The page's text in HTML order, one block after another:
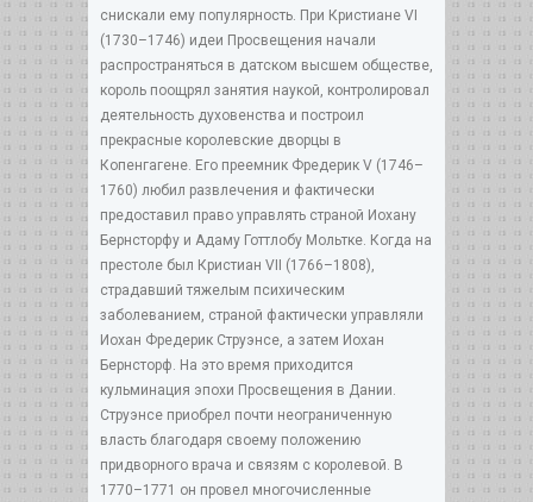
снискали ему популярность. При Кристиане VI
(1730–1746) идеи Просвещения начали
распространяться в датском высшем обществе,
король поощрял занятия наукой, контролировал
деятельность духовенства и построил
прекрасные королевские дворцы в
Копенгагене. Его преемник Фредерик V (1746–
1760) любил развлечения и фактически
предоставил право управлять страной Иохану
Бернсторфу и Адаму Готтлобу Мольтке. Когда на
престоле был Кристиан VII (1766–1808),
страдавший тяжелым психическим
заболеванием, страной фактически управляли
Иохан Фредерик Струэнсе, а затем Иохан
Бернсторф. На это время приходится
кульминация эпохи Просвещения в Дании.
Струэнсе приобрел почти неограниченную
власть благодаря своему положению
придворного врача и связям с королевой. В
1770–1771 он провел многочисленные